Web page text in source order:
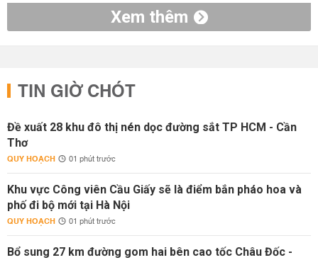
Xem thêm
TIN GIỜ CHÓT
Đề xuất 28 khu đô thị nén dọc đường sắt TP HCM - Cần
Thơ
QUY HOẠCH 01 phút trước
Khu vực Công viên Cầu Giấy sẽ là điểm bắn pháo hoa và
phố đi bộ mới tại Hà Nội
QUY HOẠCH 01 phút trước
Bổ sung 27 km đường gom hai bên cao tốc Châu Đốc -